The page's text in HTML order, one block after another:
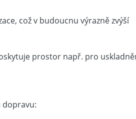
což v budoucnu výrazně zvýší
prostor např. pro
dopravu: